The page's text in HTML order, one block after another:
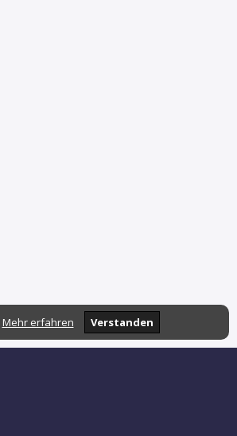
Mehr erfahren Verstanden